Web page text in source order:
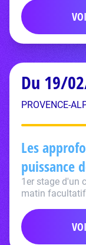
Du 19/
PROVENCE-
Les
puissance
1er stage d'un
matin